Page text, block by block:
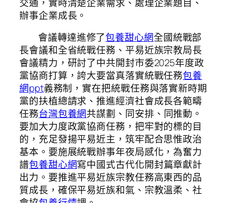
辦事企業成長。
會議轉達進修了包養甜心網全國統戰部
長會議和全省統戰任務、平易近族宗教局長
會議精力，研討了中共開封市委2025年度政
黨協商打算，誇大要當真落實統戰任務包養
網ppt義務制，實在把統戰任務與落實新時期
黨的扶植總請求、推進經濟社會成長各範疇
任務台灣包養網共謀劃、同安排、同推動。
要加大力度政黨協商任務，把牢對的標的目
的，充足發揚平易近主，筑牢配合思惟政治
基本。要施展統戰辦事年夜局感化，為奮力
譜包養甜心網寫中國式古代化開封篇章獻計
出力。要推進平易近族宗教任務高東西的品
質成長，確保平易近族和氣、宗教溫柔、社